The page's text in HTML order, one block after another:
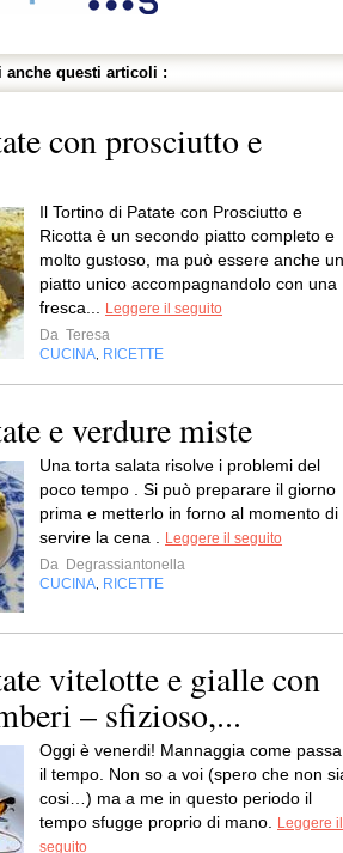
anche questi articoli :
con prosciutto e
Il Tortino di Patate con Prosciutto e
Ricotta è un secondo piatto completo e
molto gustoso, ma può essere anche un
piatto unico accompagnandolo con una
fresca... Leggere il seguito
Da Teresa
CUCINA, RICETTE
e verdure miste
Una torta salata risolve i problemi del
poco tempo . Si può preparare il giorno
prima e metterlo in forno al momento di
servire la cena . Leggere il seguito
Da Degrassiantonella
CUCINA, RICETTE
vitelotte e gialle con
– sfizioso,...
Oggi è venerdi! Mannaggia come passa
il tempo. Non so a voi (spero che non
cosi…) ma a me in questo periodo il
tempo sfugge proprio di mano. Leggere il
seguito